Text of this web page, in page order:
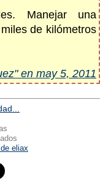
Manejar una
de kilómetros
en may 5, 2011
eliax